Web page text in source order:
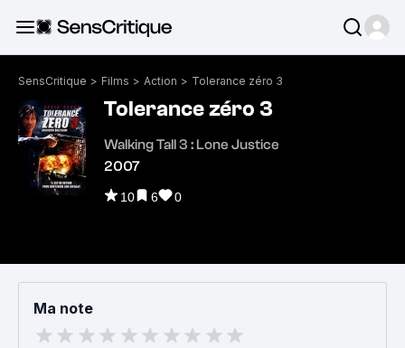
SensCritique > Films > Action > Tolerance zéro 3
Tolerance zéro 3
Walking Tall 3 : Lone Justice
2007
10 6 0
Ma note